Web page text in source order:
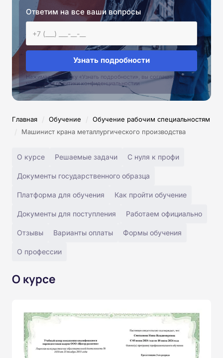
Ответим на все ваши вопросы
Узнать подробности
Нажимая на кнопку «Узнать подробности», вы соглашаетесь с
условиями политики конфиденциальностии
Главная / Обучение / Обучение рабочим специальностям
/ Машинист крана металлургического производства
О курсе Решаемые задачи С нуля к профи
Документы государственного образца
Платформа для обучения Как пройти обучение
Документы для поступления Работаем официально
Отзывы Варианты оплаты Формы обучения
О профессии
О курсе